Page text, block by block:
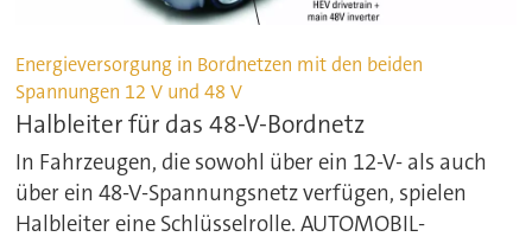
Energieversorgung in Bordnetzen mit den beiden
Spannungen 12 V und 48 V
Halbleiter für das 48-V-Bordnetz
In Fahrzeugen, die sowohl über ein 12-V- als auch
über ein 48-V-Spannungsnetz verfügen, spielen
Halbleiter eine Schlüsselrolle. AUTOMOBIL-